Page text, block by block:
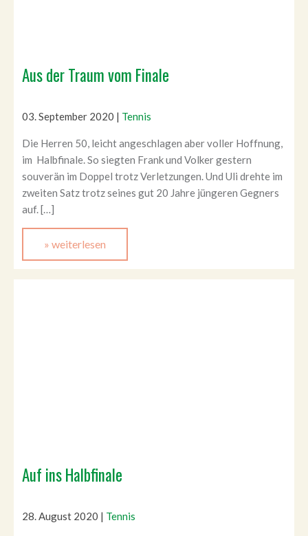
Aus der Traum vom Finale
03. September 2020 | Tennis
Die Herren 50, leicht angeschlagen aber voller Hoffnung,
im Halbfinale. So siegten Frank und Volker gestern
souverän im Doppel trotz Verletzungen. Und Uli drehte im
zweiten Satz trotz seines gut 20 Jahre jüngeren Gegners
auf. […]
» weiterlesen
Auf ins Halbfinale
28. August 2020 | Tennis